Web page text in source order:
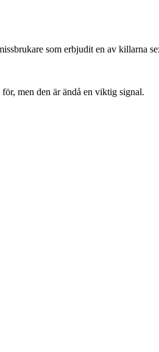
som erbjudit en av killarna
men den är ändå en viktig signal.